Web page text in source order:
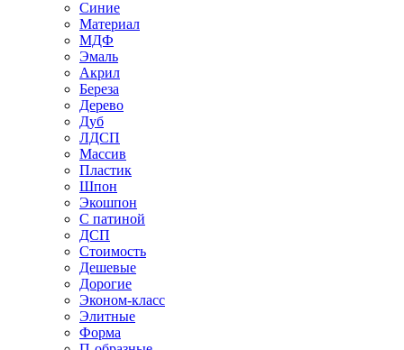
Синие
Материал
МДФ
Эмаль
Акрил
Береза
Дерево
Дуб
ЛДСП
Массив
Пластик
Шпон
Экошпон
С патиной
ДСП
Стоимость
Дешевые
Дорогие
Эконом-класс
Элитные
Форма